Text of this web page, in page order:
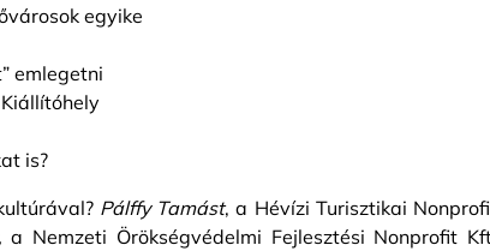
egyike
emlegetni
is?
Pálffy Tamást, a Hévízi Turisztikai
a Nemzeti Örökségvédelmi Fejlesztési Nonprofit